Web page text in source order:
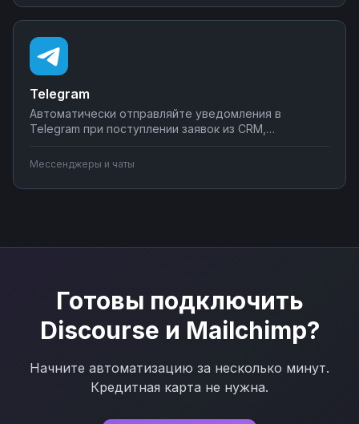
сложных сценариев обработки лидов.
Telegram
Автоматически отправляйте уведомления в
Telegram при поступлении заявок из CRM,
запросов, синхронизируйте сообщения с системами
учета. Подключите мессенджер к вашим бизнес-
процессам через Nodul без программирования за
Мессенджеры и чаты
Готовы подключить
Discourse и Mailchimp?
Начните автоматизацию за несколько минут.
Кредитная карта не нужна.